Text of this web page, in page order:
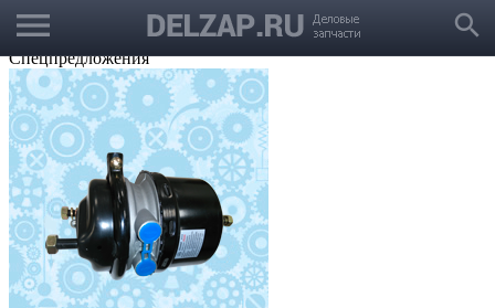
menu search
Выбрать город
Корзина
Заказать звонок
Спецпредложения